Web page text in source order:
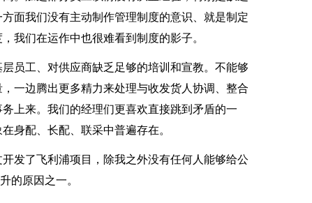
面我们没有主动制作管理制度的意识、就是制定
我们在运作中也很难看到制度的影子。
员工、对供应商缺乏足够的培训和宣教。不能够
一边腾出更多精力来处理与收发货人协调、整合
上来。我们的经理们更喜欢直接跳到矛盾的一
身配、长配、联采中普遍存在。
发了飞利浦项目，除我之外没有任何人能够给公
升的原因之一。